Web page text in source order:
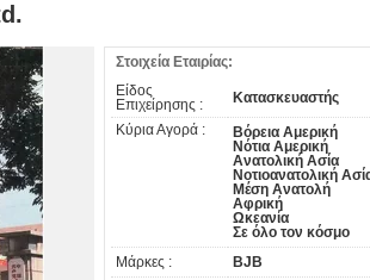
Στοιχεία Εταιρίας:
Είδος
Επιχείρησης :
Κατασκευαστής
Κύρια Αγορά :
Βόρεια Αμερική
Νότια Αμερική
Ανατολική Ασία
Νοτιοανατολική
Μέση Ανατολή
Αφρική
Ωκεανία
Σε όλο τον κόσμο
Μάρκες :
BJB